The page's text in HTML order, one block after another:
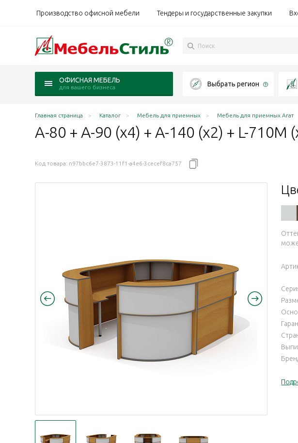
Производство офисной мебели Тендеры и государственные закупки
ОФИСНАЯ МЕБЕЛЬ
для вашего бизнеса Выбрать регион
Главная страница Каталог Мебель для приемных Мебель для приемных Агат
А-80 + А-90 (x4) + А-140 (x2) + L-710М
Код товара: n97bbc6e7-3873-11f1-a4e6-3cecef8ca757